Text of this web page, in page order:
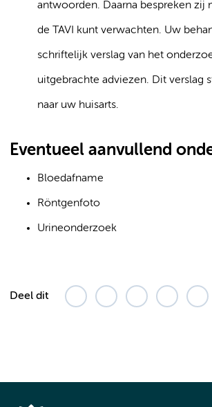
antwoorden. Daarna bespreken zij
de TAVI kunt verwachten. Uw
schriftelijk verslag van het
uitgebrachte adviezen. Dit verslag
naar uw huisarts.
Eventueel aanvullend
Bloedafname
Röntgenfoto
Urineonderzoek
Deel dit